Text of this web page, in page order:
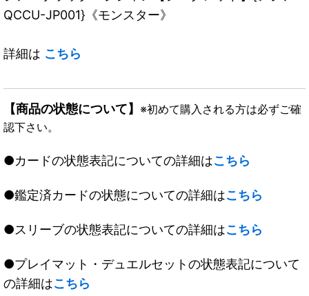
QCCU-JP001}《モンスター》
詳細は こちら
【商品の状態について】 ※初めて購入される方は必ずご確
認下さい。
●カードの状態表記についての詳細はこちら
●鑑定済カードの状態についての詳細はこちら
●スリーブの状態表記についての詳細はこちら
●プレイマット・デュエルセットの状態表記について
の詳細はこちら